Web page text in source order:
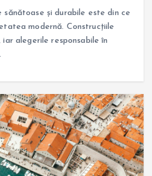
sănătoase și durabile este din ce
modernă. Construcțiile
alegerile responsabile în